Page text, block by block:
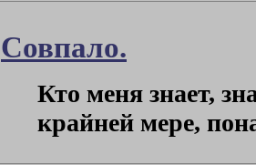
Совпало.
Кто меня знает,
крайней мере,